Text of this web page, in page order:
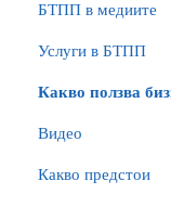
БTПП в медиите
Услуги в БТПП
Какво ползва
Видео
Какво предстои